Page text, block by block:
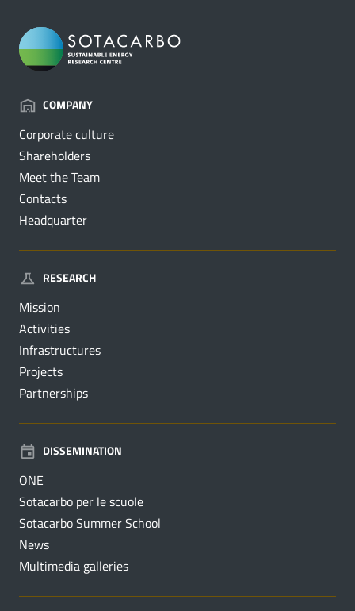
COMPANY
Corporate culture
Shareholders
Meet the Team
Contacts
Headquarter
RESEARCH
Mission
Activities
Infrastructures
Projects
Partnerships
DISSEMINATION
ONE
Sotacarbo per le scuole
Sotacarbo Summer School
News
Multimedia galleries